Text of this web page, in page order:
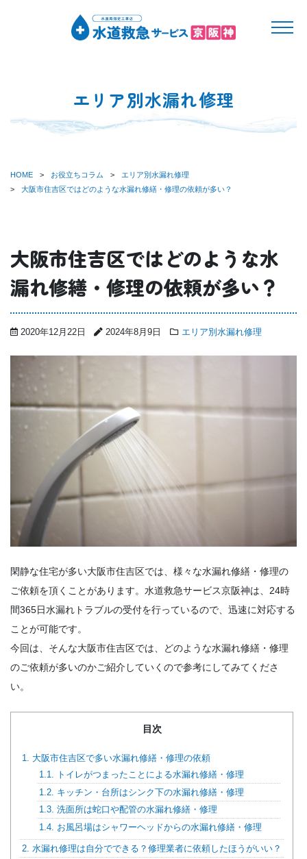
エリア別水漏れ修理
HOME お役立ちコラム
エリア別水漏れ修理
大阪市住吉区ではどのような水漏れ修繕・修理の依頼が多い？
大阪市住吉区ではどのような水
漏れ修繕・修理の依頼が多い？
2020年12月22日 2024年8月9日 エリア別水漏れ修理
閑静な住宅が多い大阪市住吉区では、様々な水漏れ修繕・修理の
ご依頼を頂くことがあります。水道救急サービス京阪神は、24時
間365日水漏れトラブルの受付を行っているので、迅速に対応する
ことが可能です。
今回は、そんな大阪市住吉区では、どのような水漏れ修繕・修理
のご依頼が多いのかご紹介していくので参考にしてみてくださ
い。
目次
1.
大阪市住吉区で多い水漏れ修繕・修理の依頼
1.1. トイレがつまったことによる水漏れ修繕・修理
1.2. キッチン・台所はシンク下の水漏れ修繕・修理
1.3. 洗面所は蛇口や配管の水漏れ修繕・修理
1.4. お風呂場はシャワーヘッドからの水漏れ修繕・修理
2. 水漏れ修理は自分でできる？修理業者に依頼したほうがいい？